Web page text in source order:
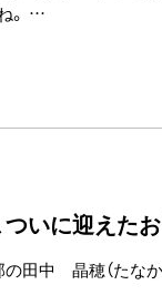
。 …
いに迎えた
の田中 晶穂（たな